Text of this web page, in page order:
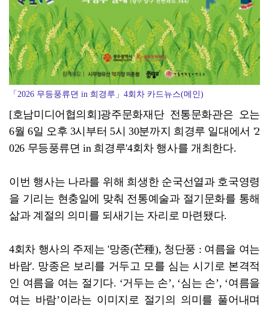
「2026 무등풍류뎐 in 희경루」4회차 카드뉴스(메인)
[호남미디어협의회]광주문화재단 전통문화관은 오는
6월 6일 오후 3시부터 5시 30분까지 희경루 일대에서 '2
026 무등풍류뎐 in 희경루'4회차 행사를 개최한다.
이번 행사는 나라를 위해 희생한 순국선열과 호국영령
을 기리는 현충일에 맞춰 전통예술과 절기문화를 통해
삶과 계절의 의미를 되새기는 자리로 마련됐다.
4회차 행사의 주제는 '망종(芒種), 청단풍 : 여름을 여는
바람'. 망종은 보리를 거두고 모를 심는 시기로 본격적
인 여름을 여는 절기다. ‘거두는 손’, ‘심는 손’, ‘여름을
여는 바람’이라는 이미지로 절기의 의미를 풀어내며